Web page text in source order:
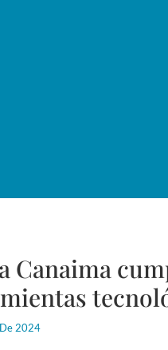
Canaima
2024